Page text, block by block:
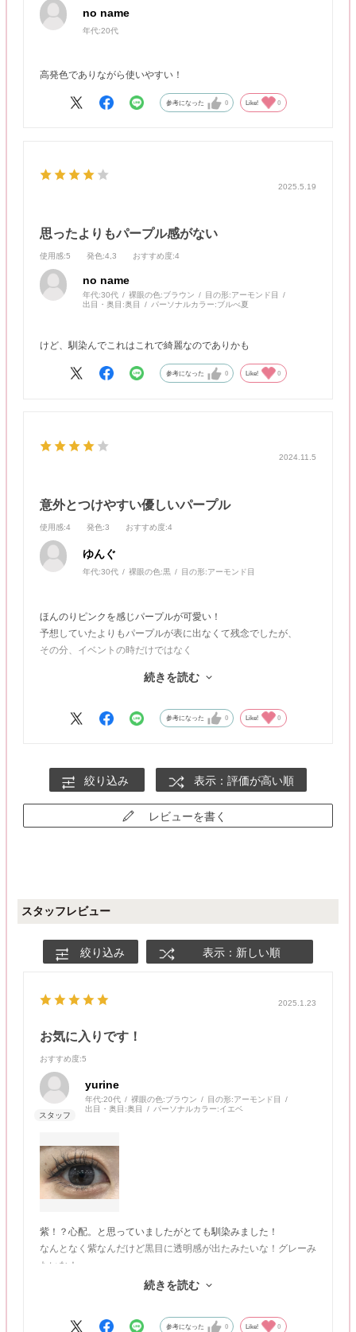
no name
年代:20代
高発色でありながら使いやすい！
参考になった 0 Like! 0
2025.5.19
思ったよりもパープル感がない
使用感:5 発色:4,3 おすすめ度:4
no name
年代:30代 裸眼の色:ブラウン 目の形:アーモンド目
出目・奥目:奥目 パーソナルカラー:ブルべ夏
けど、馴染んでこれはこれで綺麗なのでありかも
参考になった 0 Like! 0
2024.11.5
意外とつけやすい優しいパープル
使用感:4 発色:3 おすすめ度:4
ゆんぐ
年代:30代 裸眼の色:黒 目の形:アーモンド目
ほんのりピンクを感じパープルが可愛い！
予想していたよりもパープルが表に出なくて残念でしたが、
その分、イベントの時だけではなく
普段はクリアレンズか13.0くらいの小さめが好み。
体感は13.5くらい。
続きを読む
参考になった 0 Like! 0
絞り込み 表示：評価が高い順
レビューを書く
スタッフレビュー
絞り込み 表示：新しい順
2025.1.23
お気に入りです！
おすすめ度:5
yurine
年代:20代 裸眼の色:ブラウン 目の形:アーモンド目
出目・奥目:奥目 パーソナルカラー:イエベ
紫！？心配。と思っていましたがとても馴染みました！
なんとなく紫なんだけど黒目に透明感が出たみたいな！グレーみ
たいな！
黒髪の方とても似合うと思います！
続きを読む
参考になった 0 Like! 0